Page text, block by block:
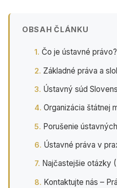
OBSAH ČLÁNKU
Čo je ústavné právo?
Základné práva a
Ústavný súd
Organizácia štátnej
Porušenie
Ústavné práva v
Najčastejšie otázky
Kontaktujte nás –